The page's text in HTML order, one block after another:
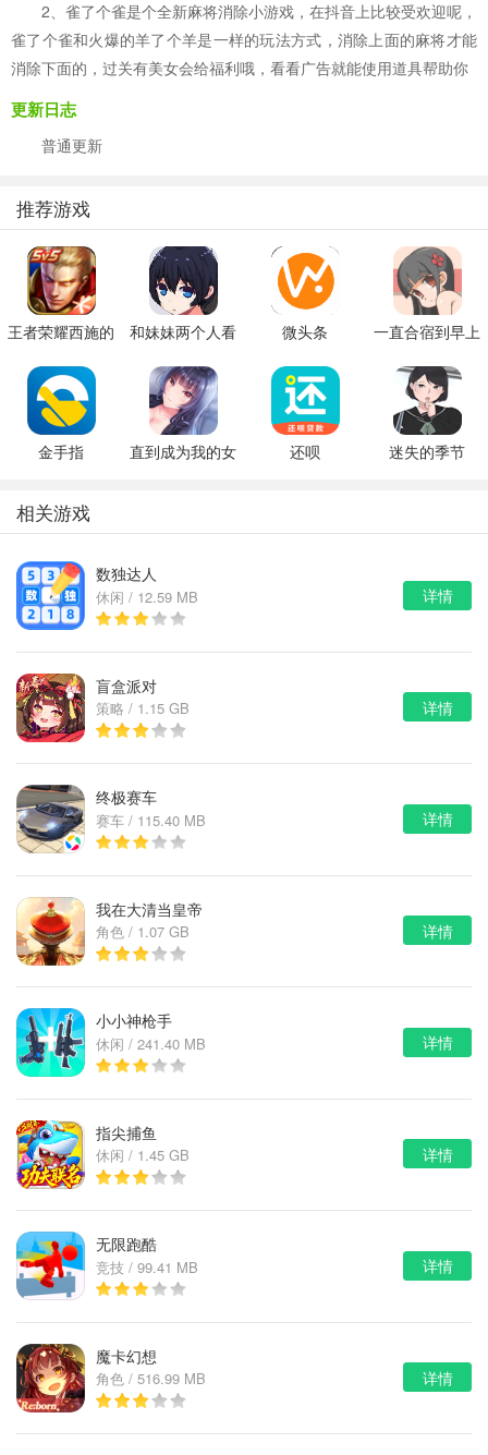
2、雀了个雀是个全新麻将消除小游戏，在抖音上比较受欢迎呢，
雀了个雀和火爆的羊了个羊是一样的玩法方式，消除上面的麻将才能
消除下面的，过关有美女会给福利哦，看看广告就能使用道具帮助你
更新日志
普通更新
推荐游戏
王者荣耀西施的
和妹妹两个人看
微头条 一直合宿到早上
金手指
直到成为我的女
还呗
迷失的季节
相关游戏
数独达人
休闲 / 12.59 MB 详情
盲盒派对
策略 / 1.15 GB 详情
终极赛车
赛车 / 115.40 MB 详情
我在大清当皇帝
角色 / 1.07 GB 详情
小小神枪手
休闲 / 241.40 MB 详情
指尖捕鱼
休闲 / 1.45 GB 详情
无限跑酷
竞技 / 99.41 MB 详情
魔卡幻想
角色 / 516.99 MB 详情